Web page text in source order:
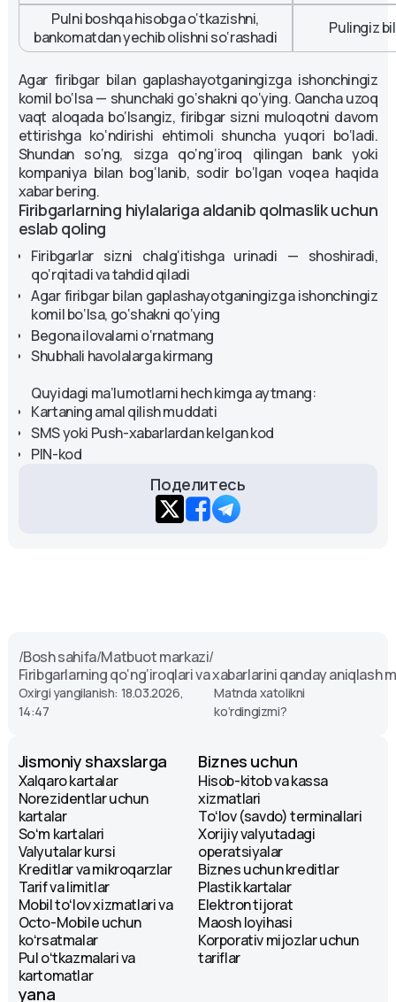
Pulni boshqa hisobga o‘tkazishni,
bankomatdan yechib olishni so‘rashadi
Pulingiz
Agar firibgar bilan gaplashayotganingizga ishonchingiz
komil bo‘lsa — shunchaki go‘shakni qo‘ying. Qancha uzoq
vaqt aloqada bo‘lsangiz, firibgar sizni muloqotni davom
ettirishga ko‘ndirishi ehtimoli shuncha yuqori bo‘ladi.
Shundan so‘ng, sizga qo‘ng‘iroq qilingan bank yoki
kompaniya bilan bog‘lanib, sodir bo‘lgan voqea haqida
xabar bering.
Firibgarlarning hiylalariga aldanib qolmaslik uchun
eslab qoling
Firibgarlar sizni chalg‘itishga urinadi — shoshiradi,
qo‘rqitadi va tahdid qiladi
Agar firibgar bilan gaplashayotganingizga ishonchingiz
komil bo‘lsa, go‘shakni qo‘ying
Begona ilovalarni o‘rnatmang
Shubhali havolalarga kirmang
Quyidagi ma’lumotlarni hech kimga aytmang:
Kartaning amal qilish muddati
SMS yoki Push-xabarlardan kelgan kod
PIN-kod
Поделитесь
/Bosh sahifa/Matbuot markazi/
Firibgarlarning qo‘ng‘iroqlari va xabarlarini qanday aniqlash
Oxirgi yangilanish: 18.03.2026,
14:47
Matnda xatolikni
ko‘rdingizmi?
Jismoniy shaxslarga
Xalqaro kartalar
Norezidentlar uchun
kartalar
Soʻm kartalari
Valyutalar kursi
Kreditlar va mikroqarzlar
Tarif va limitlar
Mobil toʻlov xizmatlari va
Octo-Mobile uchun
koʻrsatmalar
Pul oʻtkazmalari va
kartomatlar
Biznes uchun
Hisob-kitob va kassa
xizmatlari
Toʻlov (savdo) terminallari
Xorijiy valyutadagi
operatsiyalar
Biznes uchun kreditlar
Plastik kartalar
Elektron tijorat
Maosh loyihasi
Korporativ mijozlar uchun
tariflar
yana